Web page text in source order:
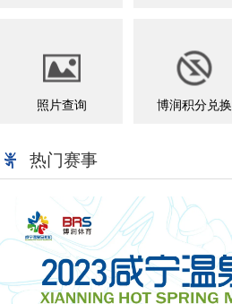
照片查询 博润积分兑换
热门赛事